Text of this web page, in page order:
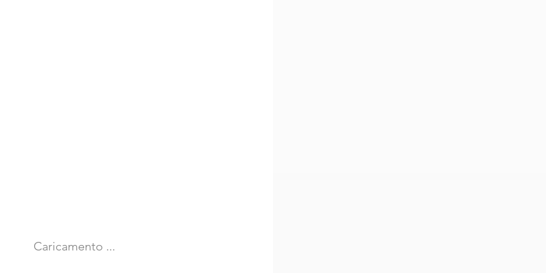
Caricamento ...